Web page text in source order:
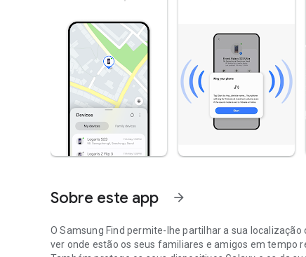
Sobre este app arrow_forward
O Samsung Find permite-lhe partilhar a sua
ver onde estão os seus familiares e amigos em tempo